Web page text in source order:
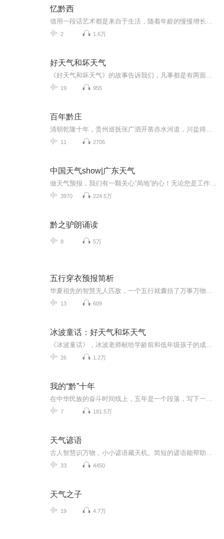
忆黔西
2 1.6万
好天气和坏天气
19 955
百年黔庄
11 2706
中国天气show|广东天气
3970 224.5万
黔之驴朗诵读
8 5万
五行穿衣预报简析
13 609
冰波童话：好天气和坏天气
26 1.2万
我的“黔”十年
7 181.5万
天气谚语
33 4450
天气之子
19 4.7万